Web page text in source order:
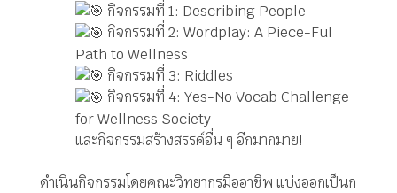
กิจกรรมที่ 1: Describing People
กิจกรรมที่ 2: Wordplay: A Piece-Ful
Path to Wellness
กิจกรรมที่ 3: Riddles
กิจกรรมที่ 4: Yes-No Vocab Challenge
for Wellness Society
และกิจกรรมสร้างสรรค์อื่น ๆ อีกมากมาย!
ดำเนินกิจกรรมโดยคณะวิทยากรมืออาชีพ แบ่งออกเป็นก